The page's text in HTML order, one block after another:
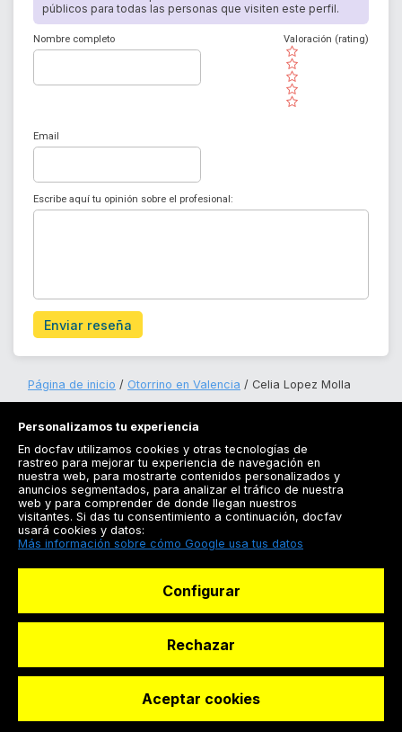
Solicitar reserva
públicos para todas las personas que visiten este perfil.
Nombre completo
( )
( )
( )
( )
( )
Valoración (rating)
Email
Escribe aquí tu opinión sobre el profesional:
Enviar reseña
Página de inicio Otorrino en Valencia Celia Lopez Molla
Registrarse
Docfav
© Dashboard Technologies S.L
Personalizamos tu experiencia
En docfav utilizamos cookies y otras tecnologías de
rastreo para mejorar tu experiencia de navegación en
nuestra web, para mostrarte contenidos personalizados y
anuncios segmentados, para analizar el tráfico de nuestra
web y para comprender de donde llegan nuestros
visitantes. Si das tu consentimiento a continuación, docfav
usará cookies y datos:
Más información sobre cómo Google usa tus datos
Configurar
Rechazar
Aceptar cookies